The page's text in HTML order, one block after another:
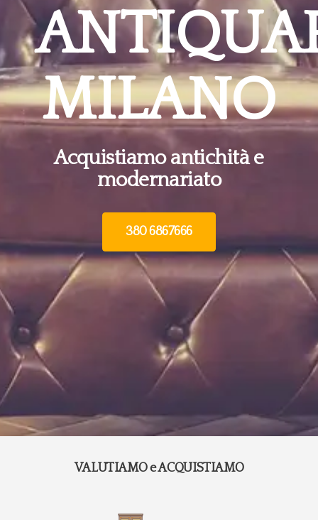
MILANO
Acquistiamo antichità e
modernariato
380 6867666
VALUTIAMO e ACQUISTIAMO